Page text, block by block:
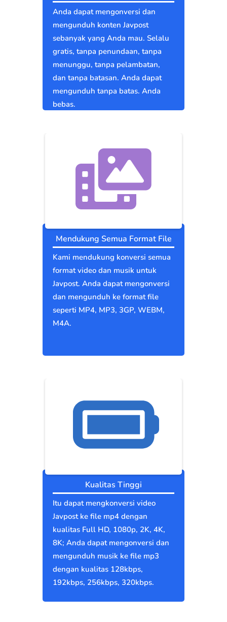
Anda dapat mengonversi dan
mengunduh konten Javpost
sebanyak yang Anda mau. Selalu
gratis, tanpa penundaan, tanpa
menunggu, tanpa pelambatan,
dan tanpa batasan. Anda dapat
mengunduh tanpa batas. Anda
bebas.
Mendukung Semua Format File
Kami mendukung konversi semua
format video dan musik untuk
Javpost. Anda dapat mengonversi
dan mengunduh ke format file
seperti MP4, MP3, 3GP, WEBM,
M4A.
Kualitas Tinggi
Itu dapat mengkonversi video
Javpost ke file mp4 dengan
kualitas Full HD, 1080p, 2K, 4K,
8K; Anda dapat mengonversi dan
mengunduh musik ke file mp3
dengan kualitas 128kbps,
192kbps, 256kbps, 320kbps.